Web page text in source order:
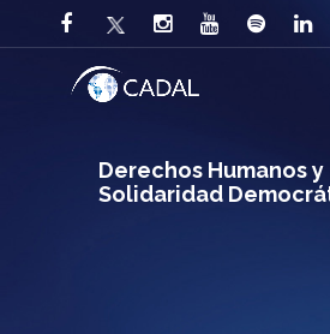
Derechos Humanos y
Solidaridad